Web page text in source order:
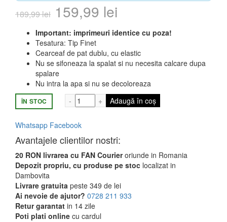
189,99lei Prețul
inițial
a
fost:
189,99 lei.
159,99 lei
curent
este:
159,99 lei.
Important: imprimeuri identice cu poza!
Tesatura: Tip Finet
Cearceaf de pat dublu, cu elastic
Nu se sifoneaza la spalat si nu necesita calcare dupa
spalare
Nu intra la apa si nu se decoloreaza
ÎN STOC Cantitate Set Lenjerie de Pat cu Elastic,
Adaugă în coș
Whatsapp Facebook
Avantajele clientilor nostri:
20 RON livrarea cu FAN Courieroriunde in Romania
Depozit propriu, cu produse pe stoc localizat in
Dambovita
Livrare gratuita peste 349 de lei
Ai nevoie de ajutor? 0728 211 933
Retur garantat in 14 zile
Poti plati online cu cardul